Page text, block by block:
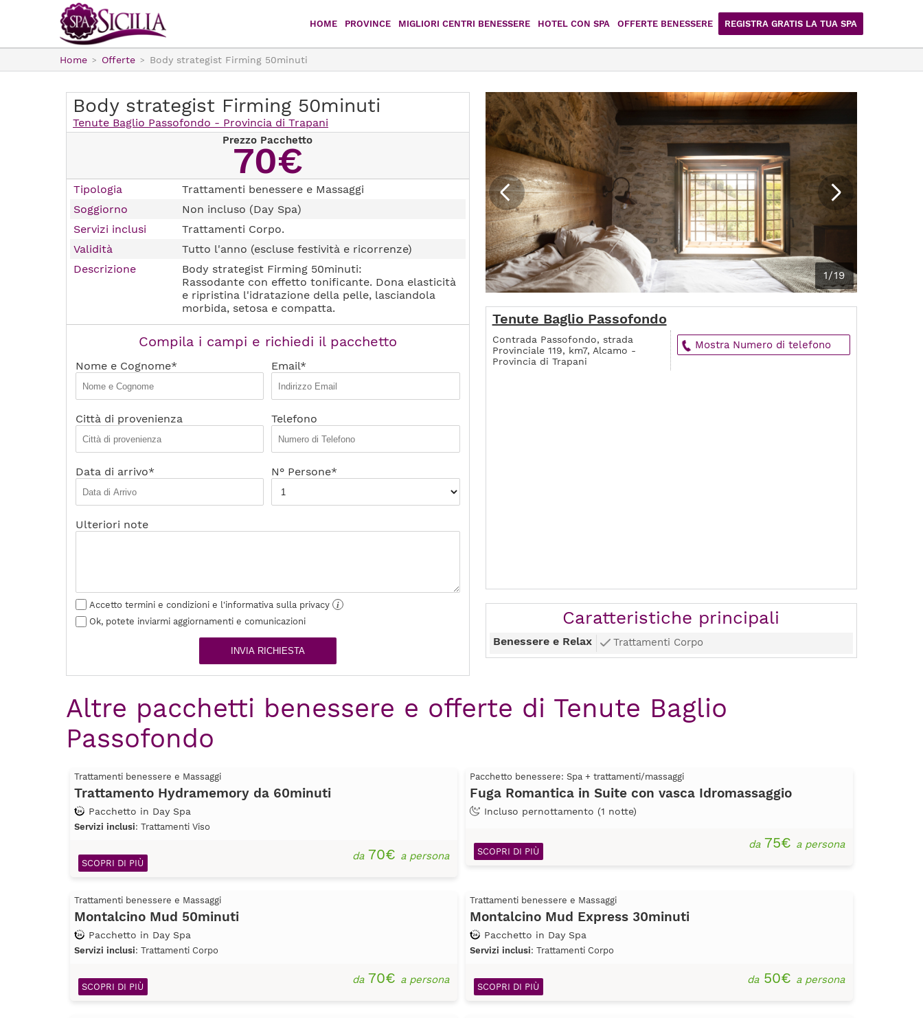
HOME PROVINCE
Catania Enna
Palermo
Trapani
MIGLIORI CENTRI BENESSERE HOTEL CON SPA OFFERTE BENESSERE REGISTRA GRATIS LA TUA SPA
Home Offerte Body strategist Firming 50minuti
Body strategist Firming 50minuti
Tenute Baglio Passofondo - Provincia di Trapani
1/19
Prezzo Pacchetto
70€
Tipologia
Trattamenti benessere e Massaggi
Soggiorno
Non incluso (Day Spa)
Servizi inclusi
Trattamenti Corpo.
Validità
Tutto l'anno (escluse festività e ricorrenze)
Descrizione
Body strategist Firming 50minuti:
Rassodante con effetto tonificante. Dona elasticità
e ripristina l'idratazione della pelle, lasciandola
morbida, setosa e compatta.
Compila i campi e richiedi il pacchetto
Nome e Cognome* Email*
Città di provenienza Telefono
Data di arrivo* N° Persone*
Ulteriori note
Accetto termini e condizioni e l'informativa sulla privacy
i
Ok, potete inviarmi aggiornamenti e comunicazioni
INVIA RICHIESTA
Tenute Baglio Passofondo
Contrada Passofondo, strada
Provinciale 119, km7, Alcamo -
Provincia di Trapani
Mostra Numero di telefono
Caratteristiche principali
Benessere e Relax Trattamenti Corpo
Altre pacchetti benessere e offerte di Tenute Baglio
Passofondo
Trattamenti benessere e Massaggi
Trattamento Hydramemory da 60minuti
Pacchetto in Day Spa
Servizi inclusi: Trattamenti Viso
da70€ a persona
SCOPRI DI PIÙ
Pacchetto benessere: Spa + trattamenti/massaggi
Fuga Romantica in Suite con vasca Idromassaggio
Incluso pernottamento (1 notte)
da75€ a persona
SCOPRI DI PIÙ
Trattamenti benessere e Massaggi
Montalcino Mud 50minuti
Pacchetto in Day Spa
Servizi inclusi: Trattamenti Corpo
da70€ a persona
SCOPRI DI PIÙ
Trattamenti benessere e Massaggi
Montalcino Mud Express 30minuti
Pacchetto in Day Spa
Servizi inclusi: Trattamenti Corpo
da50€ a persona
SCOPRI DI PIÙ